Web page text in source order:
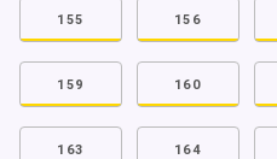
155 156
159 160
163 164